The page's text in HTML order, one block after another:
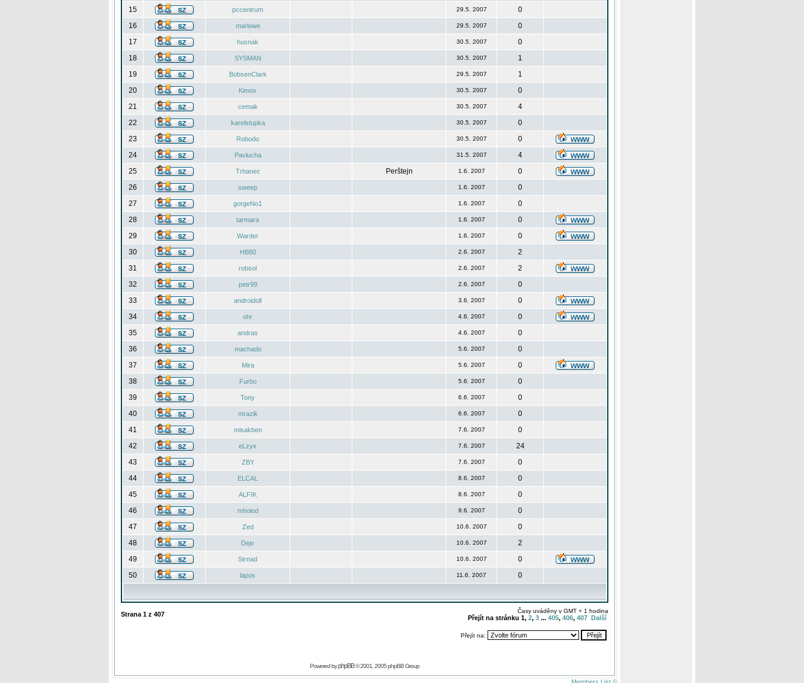
15
pccentrum 29.5. 2007
0
16
marlowe 29.5. 2007
0
17
husnak 30.5. 2007
0
18
SYSMAN 30.5. 2007
1
19
BobsenClark 29.5. 2007
1
20
Kimov 30.5. 2007
0
21
cemak 30.5. 2007
4
22
karelstupka 30.5. 2007
0
23
Robodo 30.5. 2007
0
24
Pavlucha 31.5. 2007
4
25
Trhanec Perštejn 1.6. 2007
0
26
sweep 1.6. 2007
0
27
gorgeNo1 1.6. 2007
0
28
tarmara 1.6. 2007
0
29
Warder 1.6. 2007
0
30
HB80 2.6. 2007
2
31
robsol 2.6. 2007
2
32
petr99 2.6. 2007
0
33
androidoll 3.6. 2007
0
34
ohr 4.6. 2007
0
35
andras 4.6. 2007
0
36
machado 5.6. 2007
0
37
Mira 5.6. 2007
0
38
Furbo 5.6. 2007
0
39
Tony 6.6. 2007
0
40
mrazik 6.6. 2007
0
41
misakben 7.6. 2007
0
42
eLzyx 7.6. 2007
24
43
ZBY 7.6. 2007
0
44
ELCAL 8.6. 2007
0
45
ALFIK 8.6. 2007
0
46
mholod 9.6. 2007
0
47
Zed 10.6. 2007
0
48
Dejv 10.6. 2007
2
49
Strnad 10.6. 2007
0
50
lapos 11.6. 2007 0
Strana 1 z 407 Časy uváděny v GMT + 1 hodina
Přejít na stránku 1, 2, 3 ... 405, 406, 407 Další
Přejít na:
Powered byphpBB© 2001, 2005 phpBB Group